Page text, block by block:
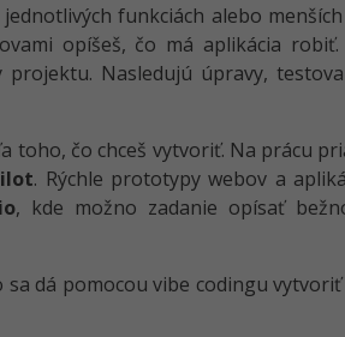
funkciách alebo
opíšeš, čo má aplikácia
Nasledujú úpravy,
toho, čo chceš vytvoriť. Na prácu
. Rýchle prototypy webov a
, kde možno zadanie opísať
dá pomocou vibe codingu vytvoriť